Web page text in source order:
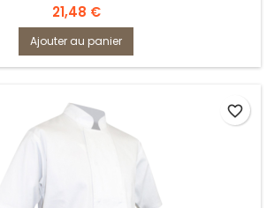
Prix
21,48 €
Ajouter au panier
favorite_border